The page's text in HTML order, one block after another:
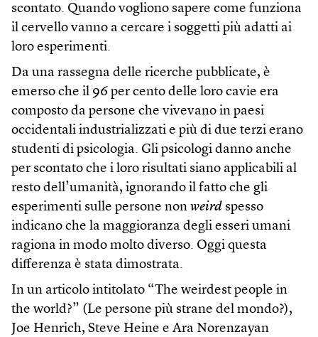
scontato. Quando vogliono sapere come funziona
il cervello vanno a cercare i soggetti più adatti ai
loro esperimenti.
Da una rassegna delle ricerche pubblicate, è
emerso che il 96 per cento delle loro cavie era
composto da persone che vivevano in paesi
occidentali industrializzati e più di due terzi erano
studenti di psicologia. Gli psicologi danno anche
per scontato che i loro risultati siano applicabili al
resto dell’umanità, ignorando il fatto che gli
esperimenti sulle persone non weird spesso
indicano che la maggioranza degli esseri umani
ragiona in modo molto diverso. Oggi questa
differenza è stata dimostrata.
In un articolo intitolato “The weirdest people in
the world?” (Le persone più strane del mondo?),
Joe Henrich, Steve Heine e Ara Norenzayan